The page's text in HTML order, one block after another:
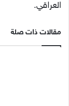
العراقي.
مقالات ذات صلة